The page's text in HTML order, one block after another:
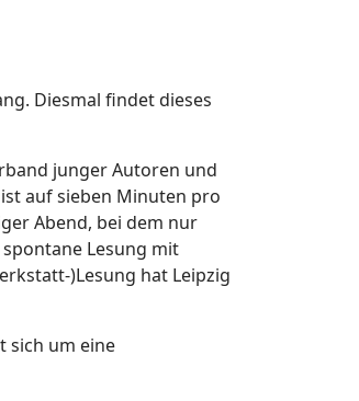
Diesmal findet dieses
junger Autoren und
auf sieben Minuten pro
Abend, bei dem nur
Lesung mit
)Lesung hat Leipzig
sich um eine